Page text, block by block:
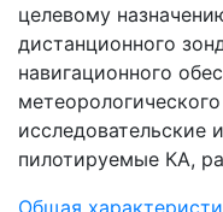
целевому
дистанционного
навигационного
исследовательские
пилотируемые КА,
Общая